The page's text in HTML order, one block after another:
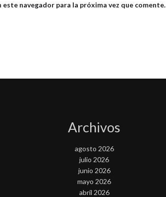
navegador para la próxima vez que comente.
Archivos
agosto 2026
julio 2026
junio 2026
mayo 2026
abril 2026